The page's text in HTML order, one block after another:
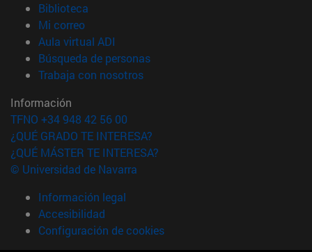
Biblioteca
Mi correo(abre en nueva ventana)
Aula virtual ADI
Búsqueda de personas(abre en nueva ventana)
Trabaja con nosotros(abre en nueva ventana)
Información
TFNO +34 948 42 56 00
¿QUÉ GRADO TE INTERESA?
¿QUÉ MÁSTER TE INTERESA?
© Universidad de Navarra
Información legal
Accesibilidad
Configuración de cookies